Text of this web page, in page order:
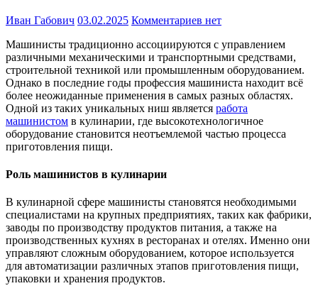
Иван Габович 03.02.2025 Комментариев нет
Машинисты традиционно ассоциируются с управлением
различными механическими и транспортными средствами,
строительной техникой или промышленным оборудованием.
Однако в последние годы профессия машиниста находит всё
более неожиданные применения в самых разных областях.
Одной из таких уникальных ниш является работа
машинистом в кулинарии, где высокотехнологичное
оборудование становится неотъемлемой частью процесса
приготовления пищи.
Роль машинистов в кулинарии
В кулинарной сфере машинисты становятся необходимыми
специалистами на крупных предприятиях, таких как фабрики,
заводы по производству продуктов питания, а также на
производственных кухнях в ресторанах и отелях. Именно они
управляют сложным оборудованием, которое используется
для автоматизации различных этапов приготовления пищи,
упаковки и хранения продуктов.